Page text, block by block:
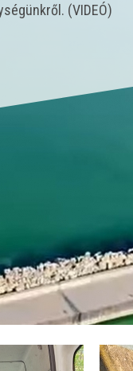
3702 esetet látott el.